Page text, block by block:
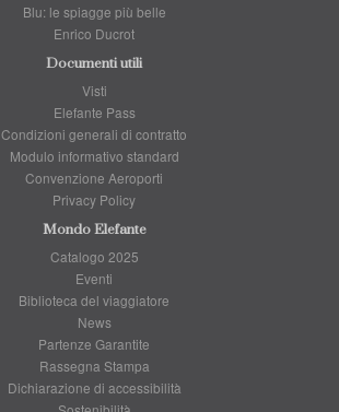
Blu: le spiagge più belle
Enrico Ducrot
Documenti utili
Visti
Elefante Pass
Condizioni generali di contratto
Modulo informativo standard
Convenzione Aeroporti
Privacy Policy
Mondo Elefante
Catalogo 2025
Eventi
Biblioteca del viaggiatore
News
Partenze Garantite
Rassegna Stampa
Dichiarazione di accessibilità